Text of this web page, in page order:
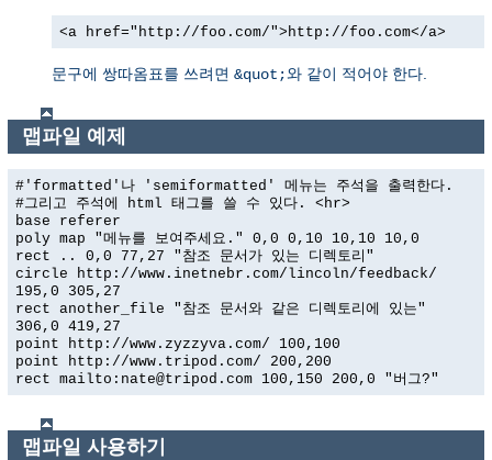
<a href="http://foo.com/">http://foo.com</a>
문구에 쌍따옴표를 쓰려면 &quot;와 같이 적어야 한다.
맵파일 예제
#'formatted'나 'semiformatted' 메뉴는 주석을 출력한다.
#그리고 주석에 html 태그를 쓸 수 있다. <hr>
base referer
poly map "메뉴를 보여주세요." 0,0 0,10 10,10 10,0
rect .. 0,0 77,27 "참조 문서가 있는 디렉토리"
circle http://www.inetnebr.com/lincoln/feedback/
195,0 305,27
rect another_file "참조 문서와 같은 디렉토리에 있는"
306,0 419,27
point http://www.zyzzyva.com/ 100,100
point http://www.tripod.com/ 200,200
rect mailto:nate@tripod.com 100,150 200,0 "버그?"
맵파일 사용하기